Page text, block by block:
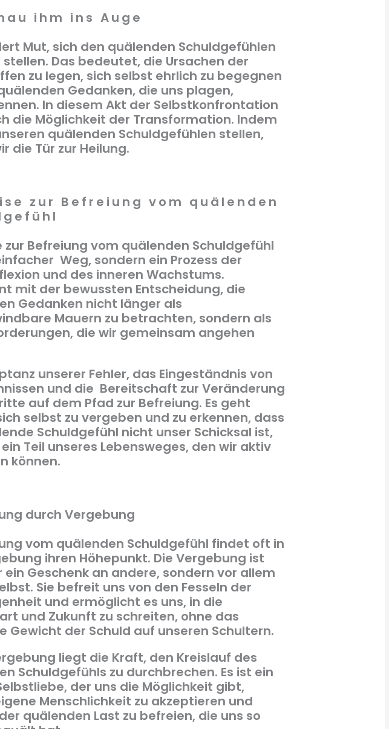
ihm ins Auge
Mut, sich den quälenden Schuldgefühlen
stellen. Das bedeutet, die Ursachen der
zu legen, sich selbst ehrlich zu begegnen
Gedanken, die uns plagen,
In diesem Akt der Selbstkonfrontation
die Möglichkeit der Transformation. Indem
quälenden Schuldgefühlen stellen,
die Tür zur Heilung.
zur Befreiung vom quälenden
zur Befreiung vom quälenden Schuldgefühl
Weg, sondern ein Prozess der
und des inneren Wachstums.
mit der bewussten Entscheidung, die
Gedanken nicht länger als
Mauern zu betrachten, sondern als
die wir gemeinsam angehen
unserer Fehler, das Eingeständnis von
und die Bereitschaft zur Veränderung
auf dem Pfad zur Befreiung. Es geht
selbst zu vergeben und zu erkennen, dass
Schuldgefühl nicht unser Schicksal ist,
Teil unseres Lebensweges, den wir aktiv
können.
durch Vergebung
vom quälenden Schuldgefühl findet oft in
ihren Höhepunkt. Die Vergebung ist
ein Geschenk an andere, sondern vor allem
Sie befreit uns von den Fesseln der
und ermöglicht es uns, in die
und Zukunft zu schreiten, ohne das
Gewicht der Schuld auf unseren Schultern.
liegt die Kraft, den Kreislauf des
Schuldgefühls zu durchbrechen. Es ist ein
der uns die Möglichkeit gibt,
Menschlichkeit zu akzeptieren und
quälenden Last zu befreien, die uns so